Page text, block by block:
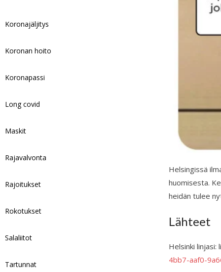
Helsingissä
huomisesta.
heidän tulee
Lähteet
Helsinki linjasi:
4bb7-aaf0-
Koronajäljitys
Koronan hoito
Koronapassi
Long covid
Maskit
Rajavalvonta
Rajoitukset
Rokotukset
Salaliitot
Tartunnat